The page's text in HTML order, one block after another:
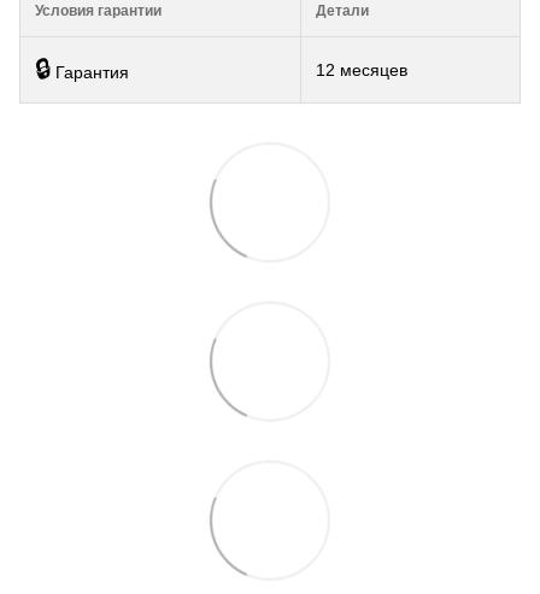
Условия гарантии Детали
🔒 Гарантия 12 месяцев